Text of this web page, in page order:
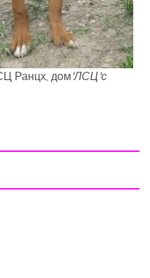
Ранцх, дом 'ЛСЦ'с